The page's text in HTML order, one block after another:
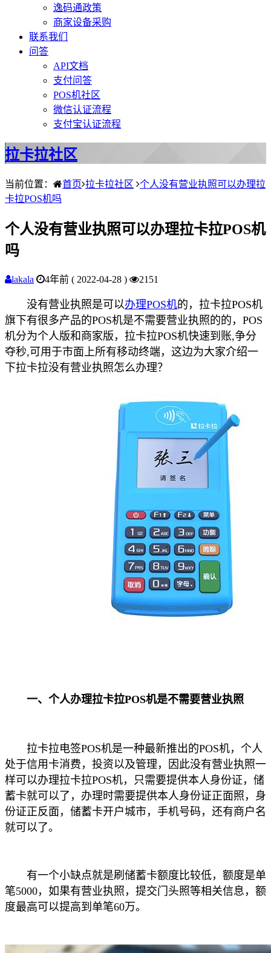
逸码通政策
商家设备采购
联系我们
问答
API文档
支付问答
POS机社区
微信认证流程
支付宝认证流程
拉卡拉社区
当前位置： 首页 拉卡拉社区
个人没有营业执照可以办理拉
卡拉POS机吗
个人没有营业执照可以办理拉卡拉POS机
吗
lakala 4年前 ( 2022-04-28 ) 2151
没有营业执照是可以办理POS机的，拉卡拉POS机
旗下有很多产品的POS机是不需要营业执照的的，POS
机分为个人版和商家版，拉卡拉POS机快速到账,争分
夺秒,可用于市面上所有移动终端，这边为大家介绍一
下拉卡拉没有营业执照怎么办理？
一、个人办理拉卡拉POS机是不需要营业执照
拉卡拉电签POS机是一种最新推出的POS机，个人
处于信用卡消费，投资以及管理，因此没有营业执照一
样可以办理拉卡拉POS机，只需要提供本人身份证，储
蓄卡就可以了，办理时需要提供本人身份证正面照，身
份证正反面，储蓄卡开户城市，手机号码，还有商户名
就可以了。
有一个小缺点就是刷储蓄卡额度比较低，额度是单
笔5000，如果有营业执照，提交门头照等相关信息，额
度最高可以提高到单笔60万。